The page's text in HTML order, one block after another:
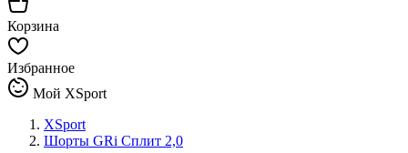
Корзина
Избранное
Мой XSport
XSport
Шорты GRi Сплит 2,0